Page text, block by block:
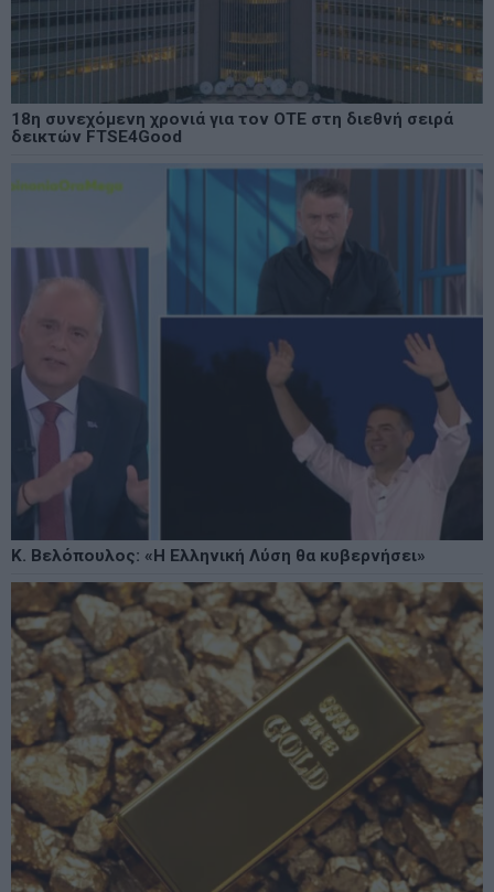
18η συνεχόμενη χρονιά για τον ΟΤΕ στη διεθνή σειρά
δεικτών FTSE4Good
Κ. Βελόπουλος: «Η Ελληνική Λύση θα κυβερνήσει»